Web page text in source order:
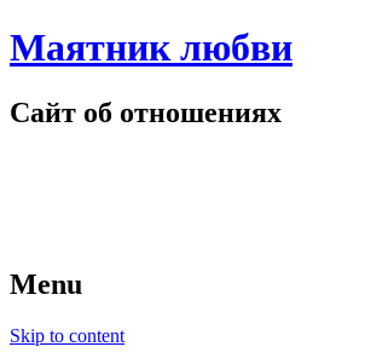
Маятник любви
Сайт об отношениях
Menu
Skip to content